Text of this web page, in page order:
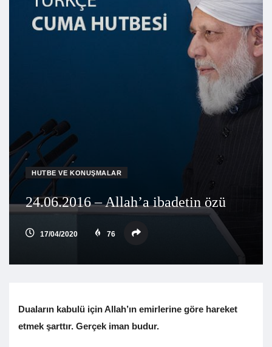
HUTBE VE KONUŞMALAR
24.06.2016 – Allah’a ibadetin özü
17/04/2020 76
Duaların kabulü için Allah’ın emirlerine göre hareket
etmek şarttır. Gerçek iman budur.